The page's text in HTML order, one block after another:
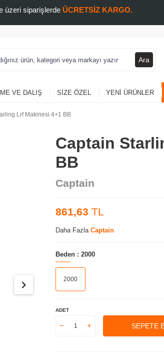
üzeri siparişlerde ÜCRETSİZ KARGO.
Ara
VE DALIŞ SIZE ÖZEL YENI ÜRÜNLER
Lrf Makinesi 4+1 BB
Captain
BB
Captain
861,63 TL
Daha Fazla Captain
Beden : 2000
2000
ADET
SEPETE